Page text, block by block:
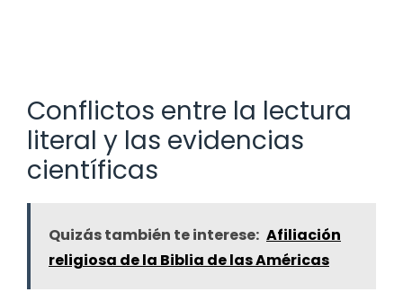
Conflictos entre la lectura
literal y las evidencias
científicas
Quizás también te interese: Afiliación
religiosa de la Biblia de las Américas